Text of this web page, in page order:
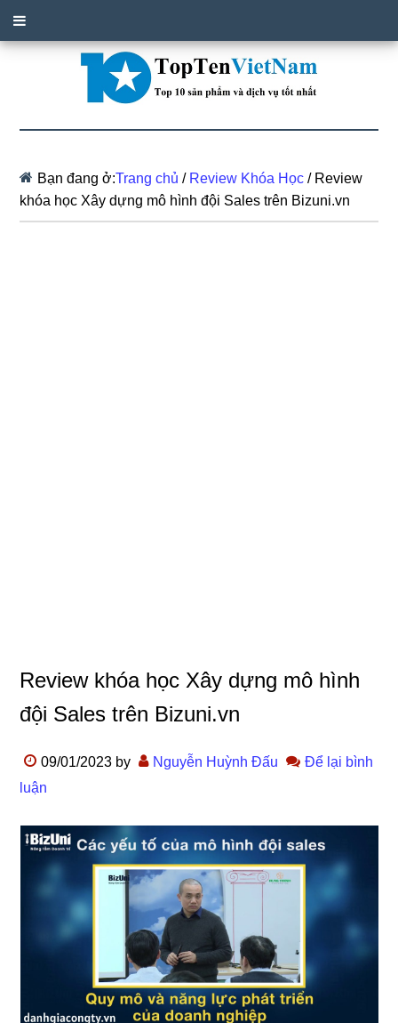
Bạn đang ở:Trang chủ / Review Khóa Học /Review
khóa học Xây dựng mô hình đội Sales trên Bizuni.vn
Review khóa học Xây dựng mô hình
đội Sales trên Bizuni.vn
09/01/2023 by Nguyễn Huỳnh Đấu
Để lại bình
luận